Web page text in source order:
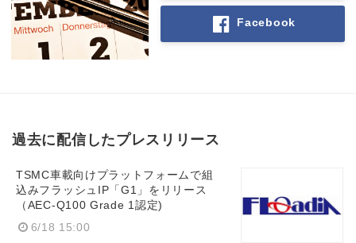
Facebook
過去に配信したプレスリリース
TSMC車載向けプラットフォームで組
込みフラッシュIP「G1」をリリース
（AEC-Q100 Grade 1認定)
6/18 15:00